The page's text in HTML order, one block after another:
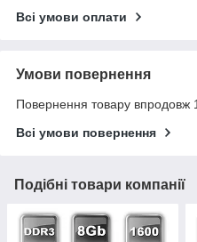
Всі умови оплати
Умови повернення
Повернення товару впродовж
Всі умови повернення
Подібні товари компанії